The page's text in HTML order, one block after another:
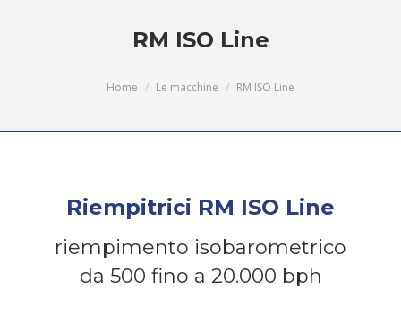
RM ISO Line
Home Le macchine RM ISO Line
Riempitrici RM ISO Line
riempimento isobarometrico
da 500 fino a 20.000 bph